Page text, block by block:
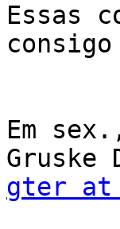
Essas
Em
gter at